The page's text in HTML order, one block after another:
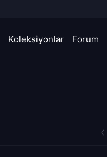
Koleksiyonlar Forum